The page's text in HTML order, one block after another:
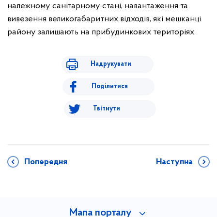
належному санітарному стані, навантаження та
вивезення великогабаритних відходів, які мешканці
району залишають на прибудинкових територіях.
Надрукувати
Поділитися
Твітнути
Попередня Наступна
Мапа порталу